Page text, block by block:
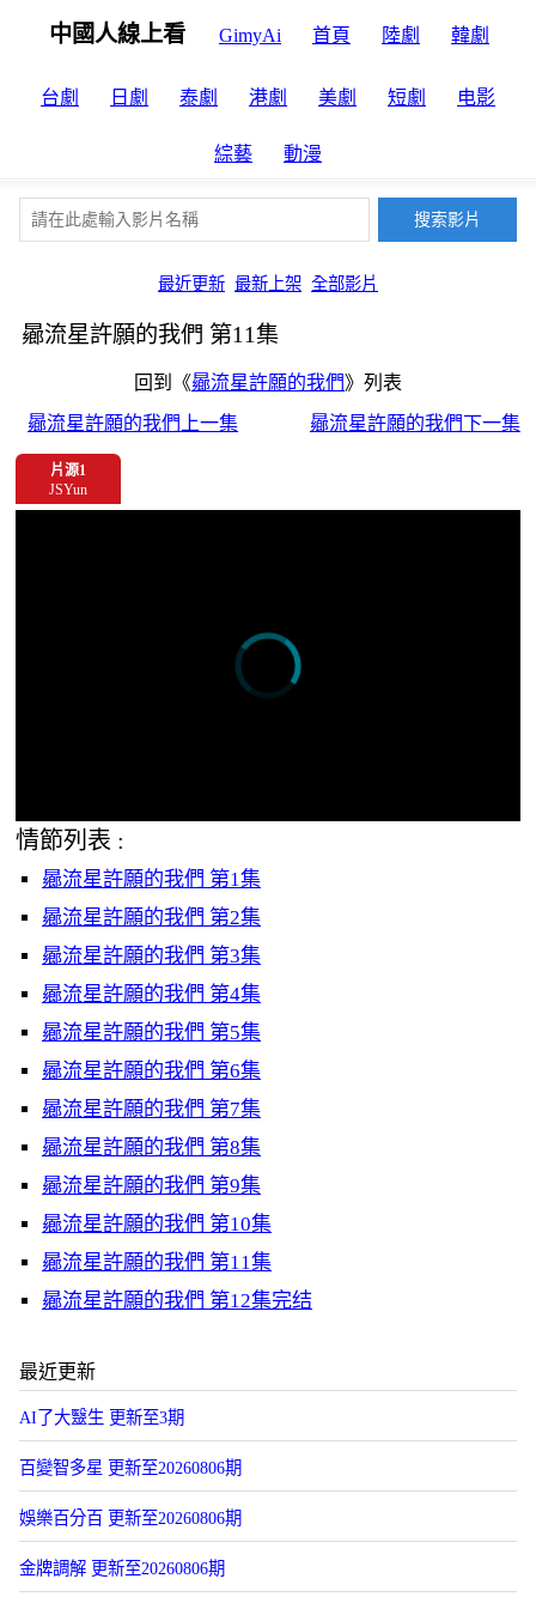
中國人線上看 GimyAi 首頁 陸劇 韓劇
台劇 日劇 泰劇 港劇 美劇 短劇 电影
綜藝 動漫
最近更新 最新上架 全部影片
曏流星許願的我們 第11集
回到《曏流星許願的我們》列表
曏流星許願的我們上一集
曏流星許願的我們下一集
片源1
JSYun
情節列表 :
曏流星許願的我們 第1集
曏流星許願的我們 第2集
曏流星許願的我們 第3集
曏流星許願的我們 第4集
曏流星許願的我們 第5集
曏流星許願的我們 第6集
曏流星許願的我們 第7集
曏流星許願的我們 第8集
曏流星許願的我們 第9集
曏流星許願的我們 第10集
曏流星許願的我們 第11集
曏流星許願的我們 第12集完结
最近更新
AI了大毉生 更新至3期
百變智多星 更新至20260806期
娛樂百分百 更新至20260806期
金牌調解 更新至20260806期